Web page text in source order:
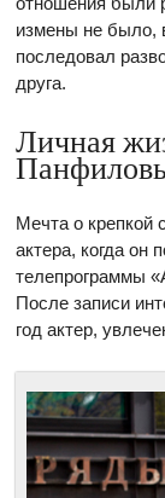
измены не было,
последовал
друга.
Личная
Мечта о крепкой
актера, когда он
телепрограммы
После записи
год актер,